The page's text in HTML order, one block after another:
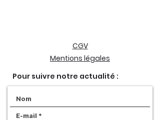
CGV
Mentions légales
Pour suivre notre actualité :